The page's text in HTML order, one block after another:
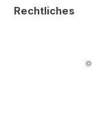
Zur Übersicht
Rechtliches
©